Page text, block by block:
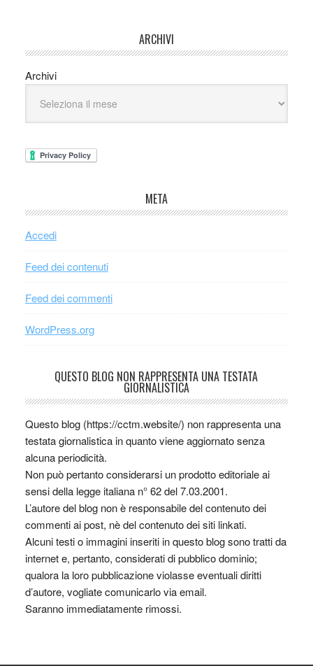
ARCHIVI
Archivi
META
Accedi
Feed dei contenuti
Feed dei commenti
WordPress.org
QUESTO BLOG NON RAPPRESENTA UNA TESTATA
GIORNALISTICA
Questo blog (https://cctm.website/) non rappresenta una
testata giornalistica in quanto viene aggiornato senza
alcuna periodicità.
Non può pertanto considerarsi un prodotto editoriale ai
sensi della legge italiana n° 62 del 7.03.2001.
L’autore del blog non è responsabile del contenuto dei
commenti ai post, nè del contenuto dei siti linkati.
Alcuni testi o immagini inseriti in questo blog sono tratti da
internet e, pertanto, considerati di pubblico dominio;
qualora la loro pubblicazione violasse eventuali diritti
d’autore, vogliate comunicarlo via email.
Saranno immediatamente rimossi.